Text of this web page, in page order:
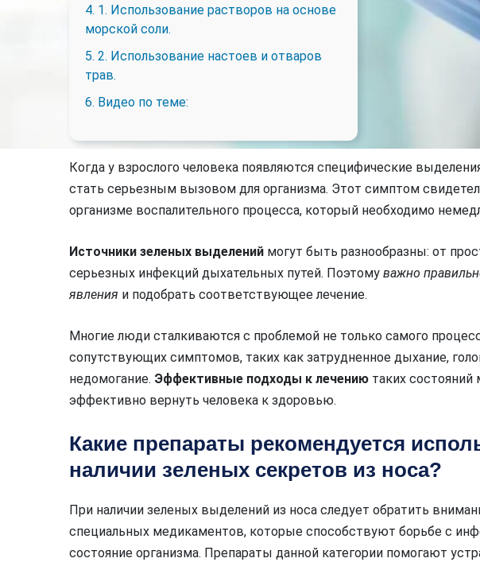
4. 1. Использование растворов на основе
морской соли.
5. 2. Использование настоев и отваров
трав.
6. Видео по теме:
Когда у взрослого человека появляются специфические
стать серьезным вызовом для организма. Этот симптом
организме воспалительного процесса, который необходимо
Источники зеленых выделений могут быть разнообразны: от
серьезных инфекций дыхательных путей. Поэтому важно
явления и подобрать соответствующее лечение.
Многие люди сталкиваются с проблемой не только самого
сопутствующих симптомов, таких как затрудненное дыхание,
недомогание. Эффективные подходы к лечению таких
эффективно вернуть человека к здоровью.
Какие препараты рекомендуется
наличии зеленых секретов из носа?
При наличии зеленых выделений из носа следует обратить
специальных медикаментов, которые способствуют борьбе с
состояние организма. Препараты данной категории помогают